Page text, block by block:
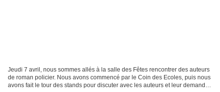
Jeudi 7 avril, nous sommes allés à la salle des Fêtes rencontrer des auteurs
de roman policier. Nous avons commencé par le Coin des Ecoles, puis nous
avons fait le tour des stands pour discuter avec les auteurs et leur demander